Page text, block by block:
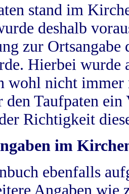
stand im
deshalb
zur
Hierbei wurde
wohl nicht
den Taufpaten
Richtigkeit
im
ebenfalls
Angaben wie